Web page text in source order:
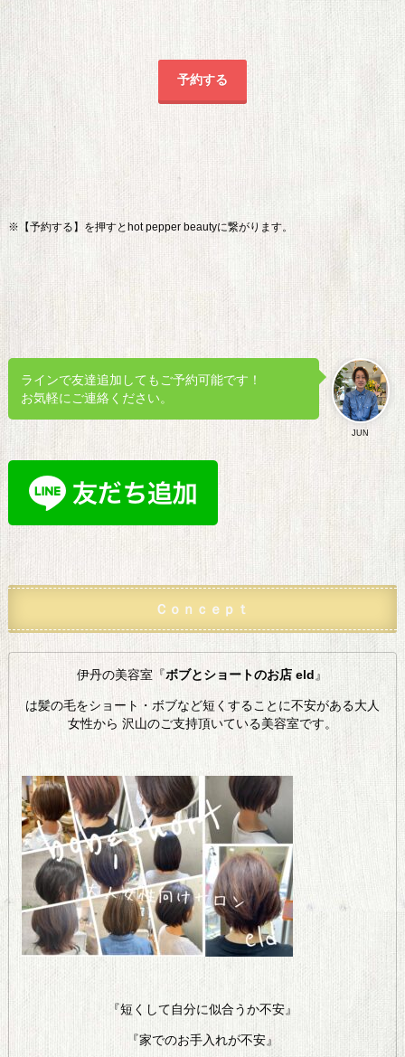
予約する
※【予約する】を押すとhot pepper beautyに繋がります。
JUN
ラインで友達追加してもご予約可能です！
お気軽にご連絡ください。
Ｃｏｎｃｅｐｔ
伊丹の美容室『ボブとショートのお店 eld 』
は髪の毛をショート・ボブなど短くすることに不安がある大人
女性から 沢山のご支持頂いている美容室です。
『短くして自分に似合うか不安』
『家でのお手入れが不安』